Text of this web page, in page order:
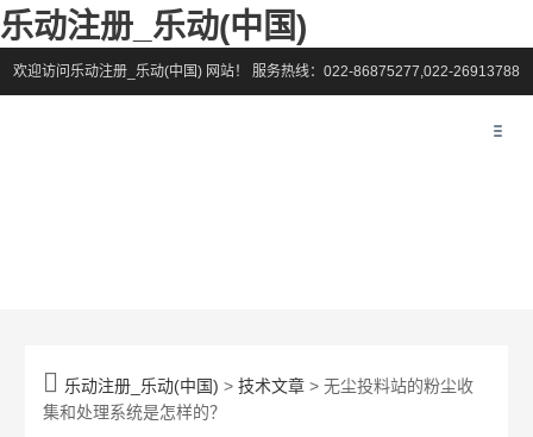
乐动注册_乐动(中国)
欢迎访问乐动注册_乐动(中国) 网站！ 服务热线：022-86875277,022-26913788
 乐动注册_乐动(中国) >技术文章 > 无尘投料站的粉尘收
集和处理系统是怎样的？